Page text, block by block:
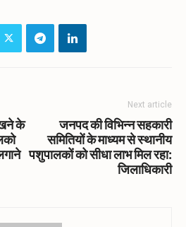
के
Next article
जनपद की विभिन्न सहकारी
समितियों के माध्यम से स्थानीय
पशुपालकों को सीधा लाभ मिल रहा:
जिलाधिकारी